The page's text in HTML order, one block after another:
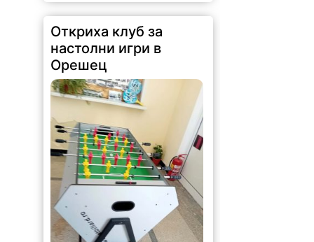
Откриха клуб за
настолни игри в
Орешец